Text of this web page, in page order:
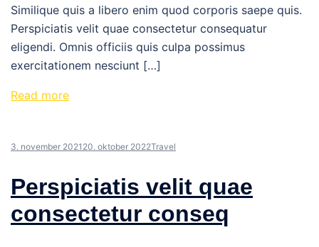
Similique quis a libero enim quod corporis saepe quis.
Perspiciatis velit quae consectetur consequatur
eligendi. Omnis officiis quis culpa possimus
exercitationem nesciunt […]
Read more
3. november 2021 20. oktober 2022Travel
Perspiciatis velit quae
consectetur conseq